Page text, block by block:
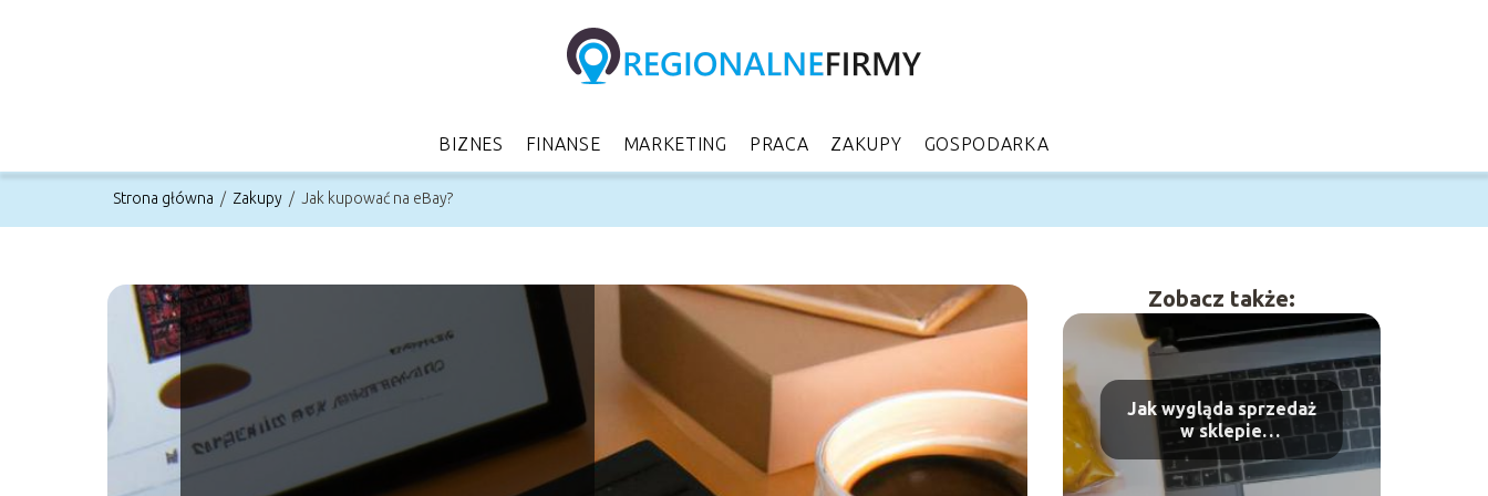
BIZNES FINANSE MARKETING PRACA ZAKUPY GOSPODARKA
Strona główna / Zakupy / Jak kupować na eBay?
Zobacz także:
Jak wygląda sprzedaż
w sklepie
internetowym?